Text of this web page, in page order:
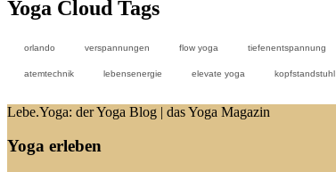
Yoga Cloud Tags
orlando verspannungen flow yoga tiefenentspannung
atemtechnik lebensenergie elevate yoga kopfstandstuhl
Lebe.Yoga: der Yoga Blog | das Yoga Magazin
Yoga erleben